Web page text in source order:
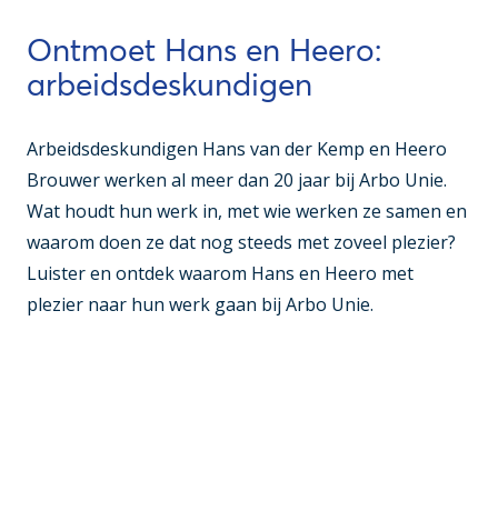
Ontmoet Hans en Heero:
arbeidsdeskundigen
Arbeidsdeskundigen Hans van der Kemp en Heero
Brouwer werken al meer dan 20 jaar bij Arbo Unie.
Wat houdt hun werk in, met wie werken ze samen en
waarom doen ze dat nog steeds met zoveel plezier?
Luister en ontdek waarom Hans en Heero met
plezier naar hun werk gaan bij Arbo Unie.